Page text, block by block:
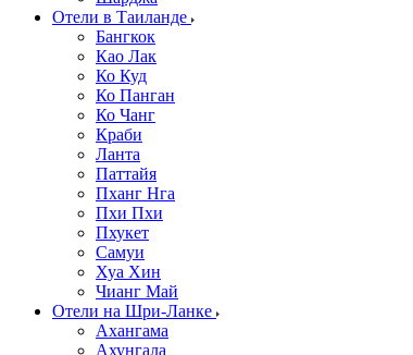
Отели в Таиланде
Бангкок
Као Лак
Ко Куд
Ко Панган
Ко Чанг
Краби
Ланта
Паттайя
Пханг Нга
Пхи Пхи
Пхукет
Самуи
Хуа Хин
Чианг Май
Отели на Шри-Ланке
Ахангама
Ахунгала